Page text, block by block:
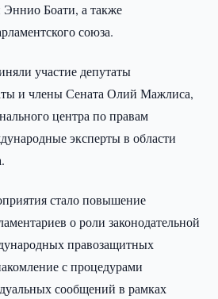
Боати, а также
союза.
участие депутаты
и члены Сената Олий Мажлиса,
центра по правам
эксперты в области
стало повышение
о роли законодательной
правозащитных
с процедурами
сообщений в рамках